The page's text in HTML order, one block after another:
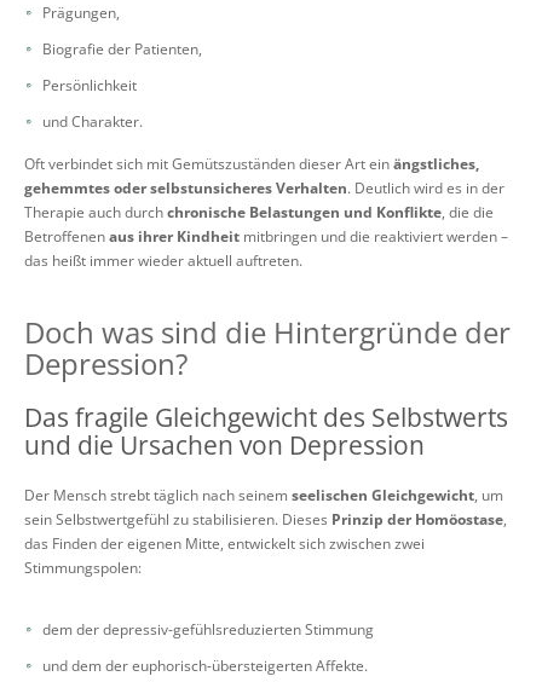
Prägungen,
Biografie der Patienten,
Persönlichkeit
und Charakter.
Oft verbindet sich mit Gemütszuständen dieser Art einängstliches,
gehemmtes oder selbstunsicheres Verhalten. Deutlich wird es in der
Therapie auch durchchronische Belastungen und Konflikte, die die
Betroffenenaus ihrer Kindheit mitbringen und die reaktiviert werden –
das heißt immer wieder aktuell auftreten.
Doch was sind die Hintergründe der
Depression?
Das fragile Gleichgewicht des Selbstwerts
und die Ursachen von Depression
Der Mensch strebt täglich nach seinem seelischen Gleichgewicht, um
sein Selbstwertgefühl zu stabilisieren. Dieses Prinzip der Homöostase,
das Finden der eigenen Mitte, entwickelt sich zwischen zwei
Stimmungspolen:
dem der depressiv-gefühlsreduzierten Stimmung
und dem der euphorisch-übersteigerten Affekte.